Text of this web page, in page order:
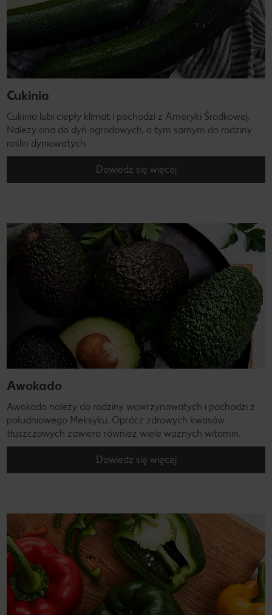
Cukinia
Cukinia lubi ciepły klimat i pochodzi z Ameryki Środkowej.
Należy ona do dyń ogrodowych, a tym samym do rodziny
roślin dyniowatych.
Dowiedz się więcej
Awokado
Awokado należy do rodziny wawrzynowatych i pochodzi z
południowego Meksyku. Oprócz zdrowych kwasów
tłuszczowych zawiera również wiele ważnych witamin.
Dowiedz się więcej